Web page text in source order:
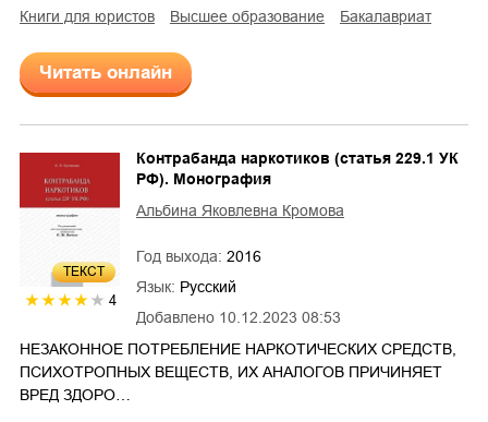
книги для юристов
высшее образование бакалавриат
Читать онлайн
ТЕКСТ
4
Добавлено 10.12.2023 08:53
Контрабанда наркотиков (статья 229.1 УК
РФ). Монография
Альбина Яковлевна Кромова
Год выхода: 2016
Язык: Русский
НЕЗАКОННОЕ ПОТРЕБЛЕНИЕ НАРКОТИЧЕСКИХ СРЕДСТВ,
ПСИХОТРОПНЫХ ВЕЩЕСТВ, ИХ АНАЛОГОВ ПРИЧИНЯЕТ
ВРЕД ЗДОРО…